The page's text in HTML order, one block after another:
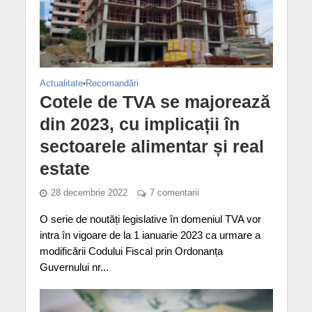
Actualitate•Recomandări
Cotele de TVA se majorează
din 2023, cu implicații în
sectoarele alimentar și real
estate
28 decembrie 2022 7 comentarii
O serie de noutăți legislative în domeniul TVA vor
intra în vigoare de la 1 ianuarie 2023 ca urmare a
modificării Codului Fiscal prin Ordonanța
Guvernului nr...